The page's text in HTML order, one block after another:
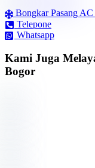
Bongkar Pasang
Telepone
Whatsapp
Kami Juga
Bogor